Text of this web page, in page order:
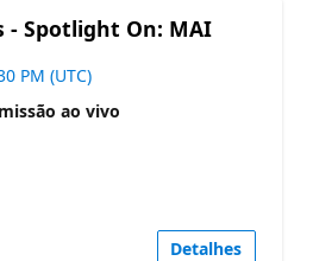
- Spotlight On: MAI
PM (UTC)
ao vivo
Detalhes